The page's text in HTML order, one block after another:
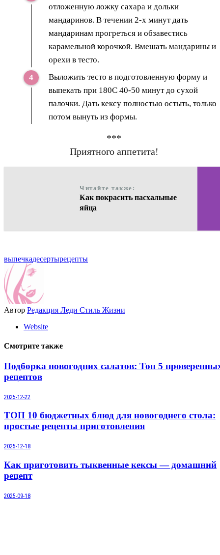
отложенную ложку сахара и дольки
мандаринов. В течении 2-х минут дать
мандаринам прогреться и обзавестись
карамельной корочкой. Вмешать мандарины и
орехи в тесто.
Выложить тесто в подготовленную форму и
выпекать при 180С 40-50 минут до сухой
палочки. Дать кексу полностью остыть, только
потом вынуть из формы.
***
Приятного аппетита!
Читайте также:
Как покрасить пасхальные
яйца
выпечкадесертырецепты
Автор Редакция Леди Стиль Жизни
Website
Смотрите также
Подборка новогодних салатов: Топ 5
рецептов
2025-12-22
ТОП 10 бюджетных блюд для новогоднего стола:
простые рецепты приготовления
2025-12-18
Как приготовить тыквенные кексы — домашний
рецепт
2025-09-18